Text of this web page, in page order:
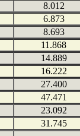
8.012
6.873
8.693
11.868
14.889
16.222
27.400
47.471
23.092
31.745